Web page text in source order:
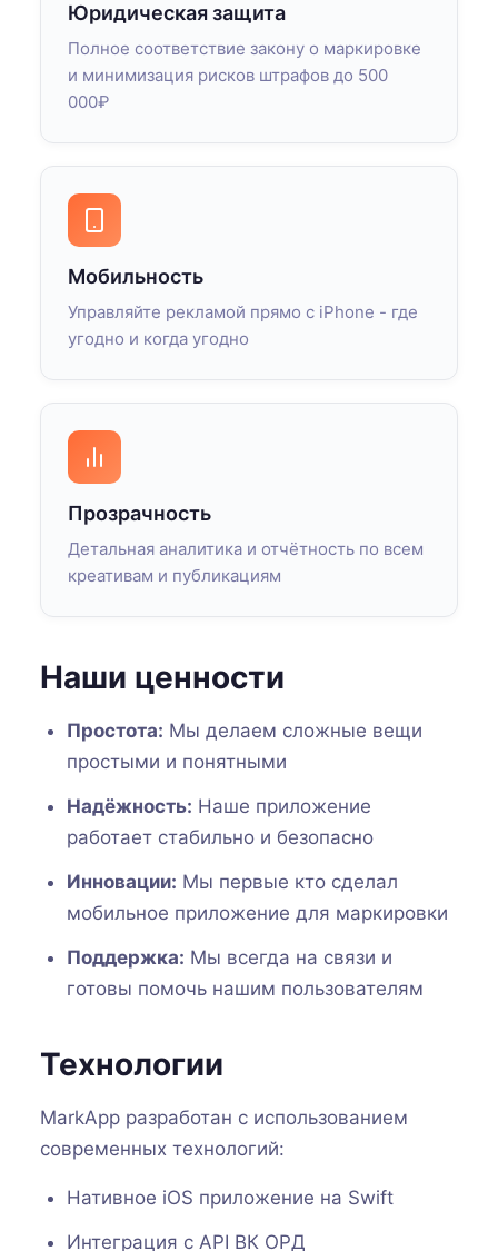
Юридическая защита
Полное соответствие закону о маркировке
и минимизация рисков штрафов до 500
000₽
Мобильность
Управляйте рекламой прямо с iPhone - где
угодно и когда угодно
Прозрачность
Детальная аналитика и отчётность по всем
креативам и публикациям
Наши ценности
Простота: Мы делаем сложные вещи
простыми и понятными
Надёжность: Наше приложение
работает стабильно и безопасно
Инновации: Мы первые кто сделал
мобильное приложение для маркировки
Поддержка: Мы всегда на связи и
готовы помочь нашим пользователям
Технологии
MarkApp разработан с использованием
современных технологий:
Нативное iOS приложение на Swift
Интеграция с API ВК ОРД